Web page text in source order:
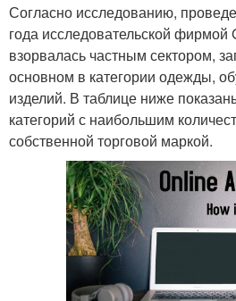
Согласно исследованию,
года исследовательской фирмой
взорвалась частным сектором,
основном в категории одежды,
изделий. В таблице ниже
категорий с наибольшим
собственной торговой маркой.